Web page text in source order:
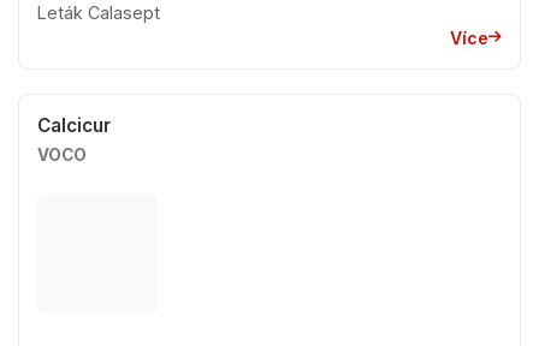
Leták Calasept
Více
Calcicur
VOCO